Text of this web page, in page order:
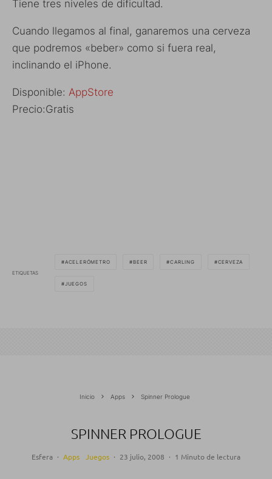
Tiene tres niveles de dificultad.
Cuando llegamos al final, ganaremos una cerveza
que podremos «beber» como si fuera real,
inclinando el iPhone.
Disponible: AppStore
Precio:Gratis
ETIQUETAS
ACELERÓMETRO BEER CARLING CERVEZA
JUEGOS
Inicio Apps Spinner Prologue
SPINNER PROLOGUE
Esfera · Apps Juegos · 23 julio, 2008 · 1 Minuto de lectura